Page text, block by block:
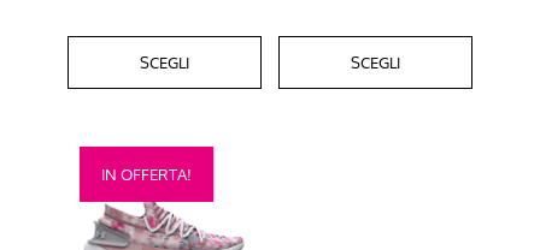
SCEGLI SCEGLI
IN OFFERTA!
Questo
prodotto
più